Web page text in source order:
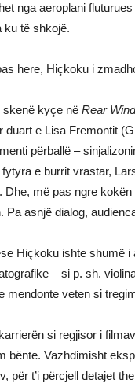
nga aeroplani
ku të shkojë.
here, Hiçkoku i
skenë kyçe në Rear
duart e Lisa Fremontit
përballë –
fytyra e burrit vrastar,
Dhe, më pas ngre
Pa asnjë dialog,
Hiçkoku ishte shumë i
– si p. sh.
mendonte veten si
si regjisor i
bënte. Vazhdimisht
për t’i përcjell detajet